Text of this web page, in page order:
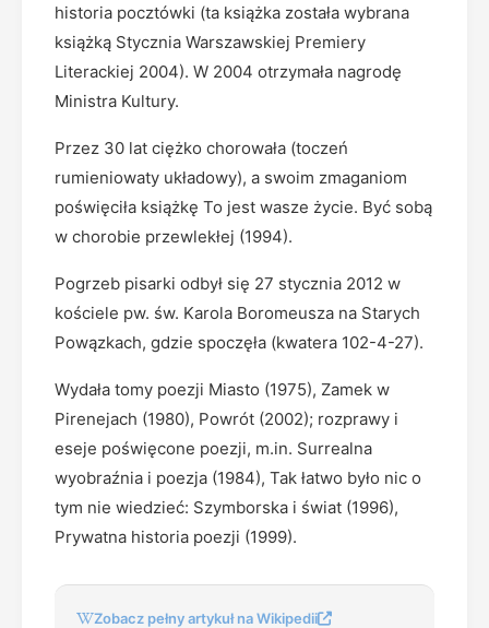
historia pocztówki (ta książka została wybrana
książką Stycznia Warszawskiej Premiery
Literackiej 2004). W 2004 otrzymała nagrodę
Ministra Kultury.
Przez 30 lat ciężko chorowała (toczeń
rumieniowaty układowy), a swoim zmaganiom
poświęciła książkę To jest wasze życie. Być sobą
w chorobie przewlekłej (1994).
Pogrzeb pisarki odbył się 27 stycznia 2012 w
kościele pw. św. Karola Boromeusza na Starych
Powązkach, gdzie spoczęła (kwatera 102-4-27).
Wydała tomy poezji Miasto (1975), Zamek w
Pirenejach (1980), Powrót (2002); rozprawy i
eseje poświęcone poezji, m.in. Surrealna
wyobraźnia i poezja (1984), Tak łatwo było nic o
tym nie wiedzieć: Szymborska i świat (1996),
Prywatna historia poezji (1999).
Zobacz pełny artykuł na Wikipedii